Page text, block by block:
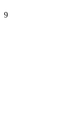
9